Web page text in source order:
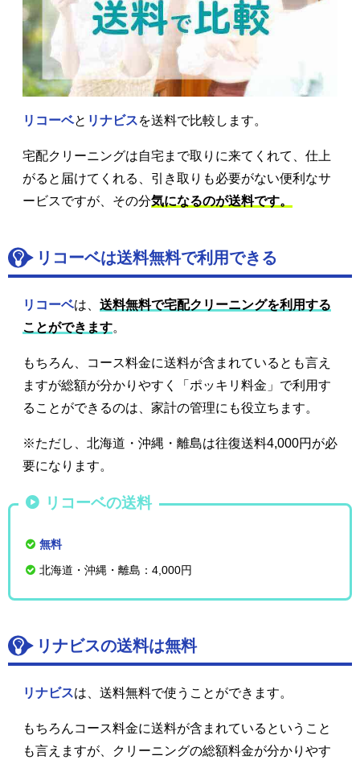
リコーベと リナビスを送料で比較します。
宅配クリーニングは自宅まで取りに来てくれて、仕上
がると届けてくれる、引き取りも必要がない便利なサ
ービスですが、その分気になるのが送料です。
リコーベは送料無料で利用できる
リコーベは、 送料無料で宅配クリーニングを利用する
ことができます。
もちろん、コース料金に送料が含まれているとも言え
ますが総額が分かりやすく「ポッキリ料金」で利用す
ることができるのは、家計の管理にも役立ちます。
※ただし、北海道・沖縄・離島は往復送料4,000円が必
要になります。
リコーベの送料
無料
北海道・沖縄・離島：4,000円
リナビスの送料は無料
リナビスは、送料無料で使うことができます。
もちろんコース料金に送料が含まれているということ
も言えますが、クリーニングの総額料金が分かりやす